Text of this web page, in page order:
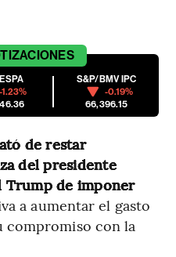
-1.23%
S&P/BMV IPC
-0.19%
66,396.15
de restar
del presidente
Trump de imponer
a aumentar el gasto
compromiso con la